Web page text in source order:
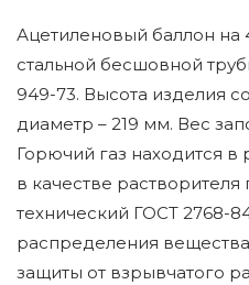
Ацетиленовый баллон на
стальной бесшовной
949-73. Высота изделия
диаметр – 219 мм. Вес
Горючий газ находится в
в качестве
технический ГОСТ 2768-
распределения
защиты от взрывчатого